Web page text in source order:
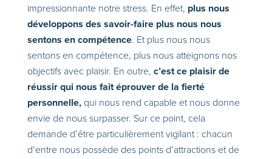
impressionnante notre stress. En effet, plus nous
développons des savoir-faire plus nous nous
sentons en compétence. Et plus nous nous
sentons en compétence, plus nous atteignons nos
objectifs avec plaisir. En outre, c’est ce plaisir de
réussir qui nous fait éprouver de la fierté
personnelle,qui nous rend capable et nous donne
envie de nous surpasser. Sur ce point, cela
demande d’être particulièrement vigilant : chacun
d’entre nous possède des points d’attractions et de